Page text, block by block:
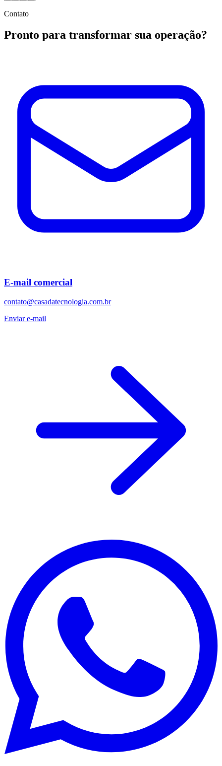
Contato
Pronto para transformar sua operação?
E-mail comercial
contato@casadatecnologia.com.br
Enviar e-mail